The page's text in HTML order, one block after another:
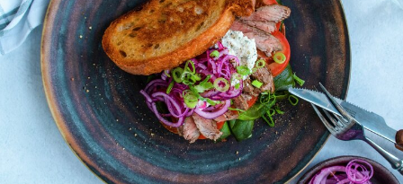
å
gi
din
vurdering.
å
gi
din
vurdering.